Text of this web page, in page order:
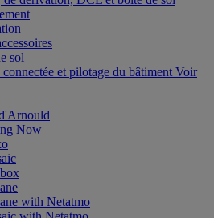
sol
et pilotage du bâtiment Voir
Now
with Netatmo